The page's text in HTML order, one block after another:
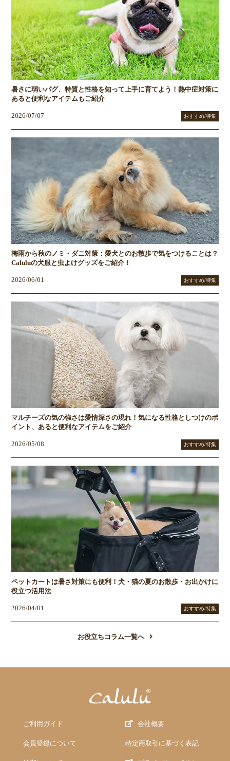
暑さに弱いパグ、特質と性格を知って上手に育てよう！熱中症対策に
あると便利なアイテムもご紹介
2026/07/07 おすすめ/特集
梅雨から秋のノミ・ダニ対策：愛犬とのお散歩で気をつけることは？
Caluluの犬服と虫よけグッズをご紹介！
2026/06/01 おすすめ/特集
マルチーズの気の強さは愛情深さの現れ！気になる性格としつけのポ
イント、あると便利なアイテムをご紹介
2026/05/08 おすすめ/特集
ペットカートは暑さ対策にも便利！犬・猫の夏のお散歩・お出かけに
役立つ活用法
2026/04/01 おすすめ/特集
お役立ちコラム一覧へ
ご利用ガイド
会員登録について
会社概要
特定商取引に基づく表記